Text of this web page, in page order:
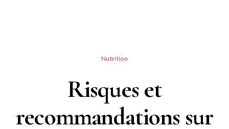
Nutrition
Risques et
recommandations sur